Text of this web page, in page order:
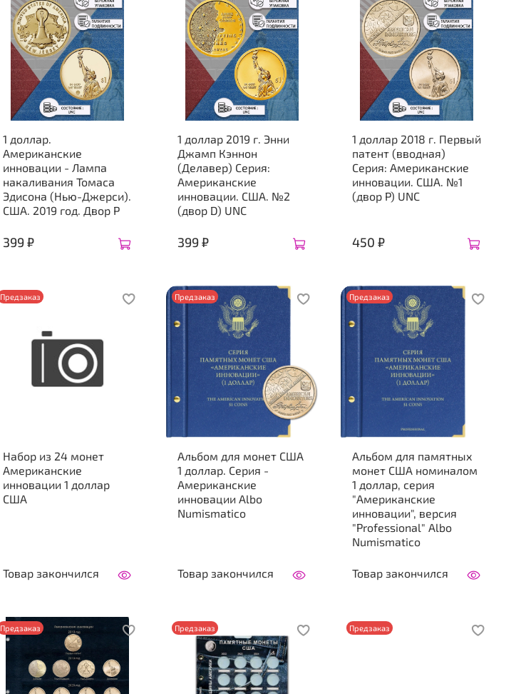
1 доллар.
Американские
инновации - Лампа
накаливания Томаса
Эдисона (Нью-Джерси).
США. 2019 год. Двор Р
399 ₽
1 доллар 2019 г. Энни
Джамп Кэннон
(Делавер) Серия:
Американские
инновации. США. №2
(двор D) UNC
399 ₽
1 доллар 2018 г. Первый
патент (вводная)
Серия: Американские
инновации. США. №1
(двор P) UNC
450 ₽
Предзаказ
Набор из 24 монет
Американские
инновации 1 доллар
США
Товар закончился
Предзаказ
Альбом для монет США
1 доллар. Серия -
Американские
инновации Albo
Numismatico
Товар закончился
Предзаказ
Альбом для памятных
монет США номиналом
1 доллар, серия
"Американские
инновации", версия
"Professional" Albo
Numismatico
Товар закончился
Предзаказ Предзаказ Предзаказ